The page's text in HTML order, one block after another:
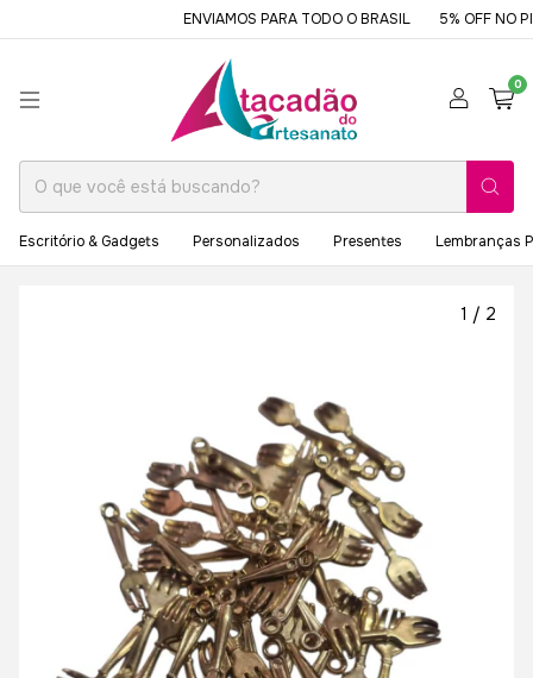
ENVIAMOS PARA TODO O BRASIL 5% OFF NO PIX
0
Escritório & Gadgets Personalizados Presentes Lembranças
1 / 2